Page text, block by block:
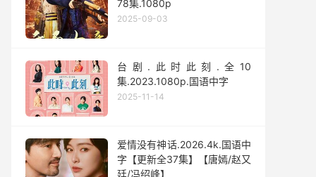
78集.1080p
2025-09-03
台剧.此时此刻.全10
集.2023.1080p.国语中字
2025-11-14
爱情没有神话.2026.4k.国语中
字【更新全37集】【唐嫣/赵又
廷/冯绍峰】